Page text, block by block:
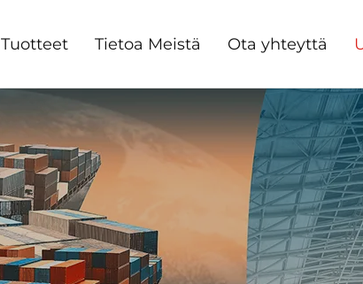
Tuotteet Tietoa Meistä Ota yhteyttä